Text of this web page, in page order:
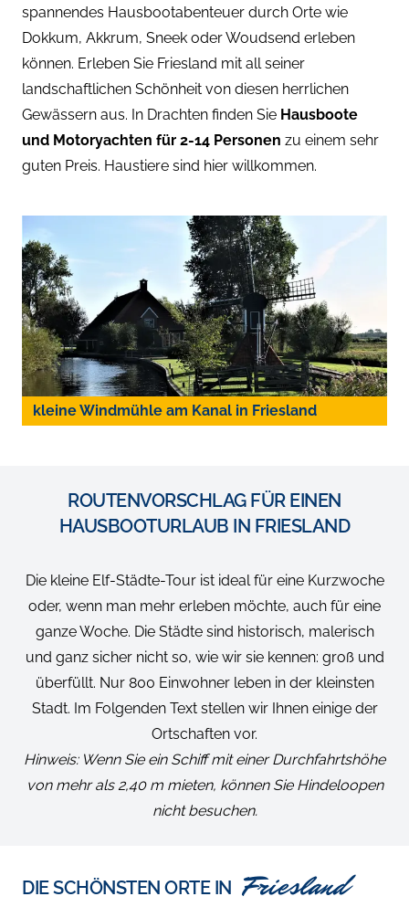
kleine Windmühle am Kanal in Friesland
spannendes Hausbootabenteuer durch Orte wie
Dokkum, Akkrum, Sneek oder Woudsend erleben
können. Erleben Sie Friesland mit all seiner
landschaftlichen Schönheit von diesen herrlichen
Gewässern aus. In Drachten finden Sie Hausboote
und Motoryachten für 2-14 Personen zu einem sehr
guten Preis. Haustiere sind hier willkommen.
ROUTENVORSCHLAG FÜR EINEN
HAUSBOOTURLAUB IN FRIESLAND
Die kleine Elf-Städte-Tour ist ideal für eine Kurzwoche
oder, wenn man mehr erleben möchte, auch für eine
ganze Woche. Die Städte sind historisch, malerisch
und ganz sicher nicht so, wie wir sie kennen: groß und
überfüllt. Nur 800 Einwohner leben in der kleinsten
Stadt. Im Folgenden Text stellen wir Ihnen einige der
Ortschaften vor.
Hinweis: Wenn Sie ein Schiff mit einer Durchfahrtshöhe
von mehr als 2,40 m mieten, können Sie Hindeloopen
nicht besuchen.
DIE SCHÖNSTEN ORTE IN Friesland